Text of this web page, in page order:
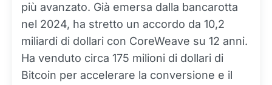
più avanzato. Già emersa dalla bancarotta
nel 2024, ha stretto un accordo da 10,2
miliardi di dollari con CoreWeave su 12 anni.
Ha venduto circa 175 milioni di dollari di
Bitcoin per accelerare la conversione e il